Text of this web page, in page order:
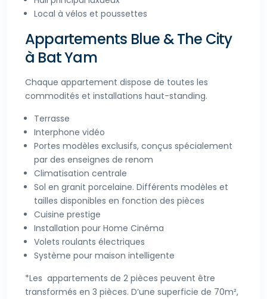
Local à vélos et poussettes
Appartements Blue & The City
à Bat Yam
Chaque appartement dispose de toutes les
commodités et installations haut-standing.
Terrasse
Interphone vidéo
Portes modèles exclusifs, conçus spécialement
par des enseignes de renom
Climatisation centrale
Sol en granit porcelaine. Différents modèles et
tailles disponibles en fonction des pièces
Cuisine prestige
Installation pour Home Cinéma
Volets roulants électriques
Système pour maison intelligente
*Les appartements de 2 pièces peuvent être
transformés en 3 pièces. D’une superficie de 70m²,